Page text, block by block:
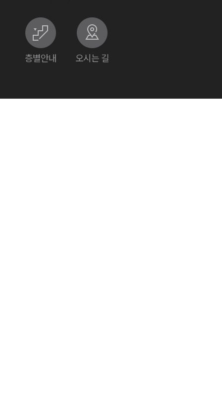
층별안내 오시는 길